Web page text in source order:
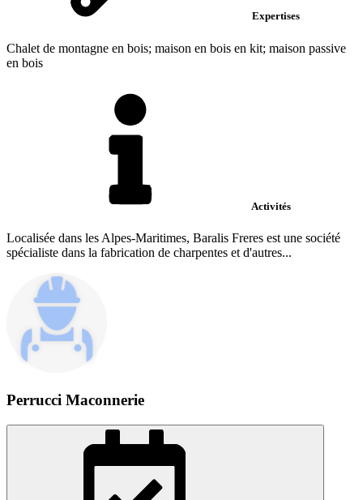
Expertises
Chalet de montagne en bois; maison en bois en kit; maison passive
en bois
Activités
Localisée dans les Alpes-Maritimes, Baralis Freres est une société
spécialiste dans la fabrication de charpentes et d'autres...
Perrucci Maconnerie